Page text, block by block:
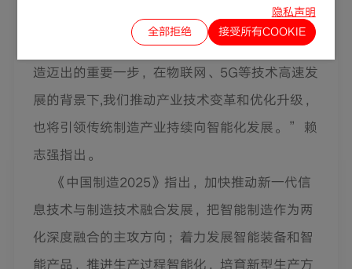
保量稳生产，保障稳健经营。
“自动化是中国联塑从传统制造走向智能制
造迈出的重要一步，在物联网、5G等技术高速发
展的背景下,我们推动产业技术变革和优化升级，
也将引领传统制造产业持续向智能化发展。” 赖
志强指出。
《中国制造2025》指出，加快推动新一代信
息技术与制造技术融合发展，把智能制造作为两
化深度融合的主攻方向；着力发展智能装备和智
能产品，推进生产过程智能化，培育新型生产方
隐私声明
全部拒绝
接受所有COOKIE